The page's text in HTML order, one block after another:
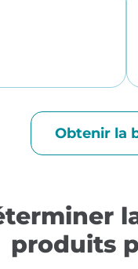
Obtenir la
produits